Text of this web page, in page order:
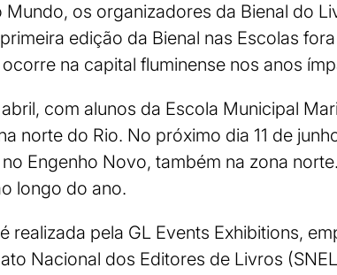
Mundo, os organizadores da Bienal do
edição da Bienal nas Escolas
na capital fluminense nos anos
com alunos da Escola Municipal
norte do Rio. No próximo dia 11 de
Engenho Novo, também na zona
longo do ano.
realizada pela GL Events Exhibitions,
Nacional dos Editores de Livros